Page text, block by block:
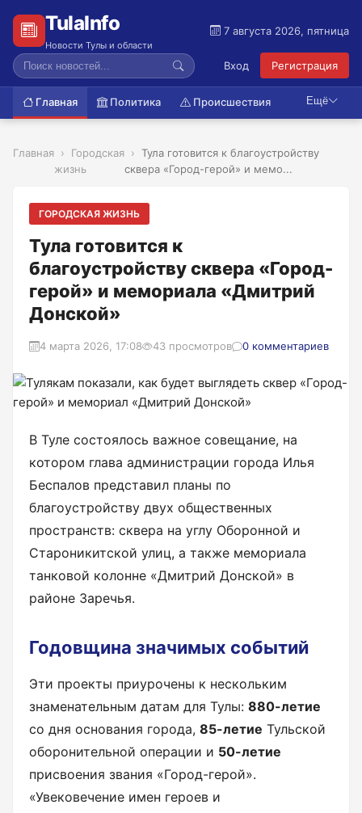
TulaInfo
Новости Тулы и области
7 августа 2026, пятница
Вход Регистрация
Главная Политика Происшествия Ещё
Главная
Городская
жизнь
Тула готовится к благоустройству
сквера «Город-герой» и мемо...
ГОРОДСКАЯ ЖИЗНЬ
Тула готовится к
благоустройству сквера «Город-
герой» и мемориала «Дмитрий
Донской»
4 марта 2026, 17:08 43 просмотров 0 комментариев
В Туле состоялось важное совещание, на
котором глава администрации города Илья
Беспалов представил планы по
благоустройству двух общественных
пространств: сквера на углу Оборонной и
Староникитской улиц, а также мемориала
танковой колонне «Дмитрий Донской» в
районе Заречья.
Годовщина значимых событий
Эти проекты приурочены к нескольким
знаменательным датам для Тулы: 880-летие
со дня основания города, 85-летие Тульской
оборонительной операции и 50-летие
присвоения звания «Город-герой».
«Увековечение имен героев и